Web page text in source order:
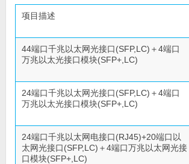
项目描述
44端口千兆以太网光接口(SFP,LC)＋4端口
万兆以太光接口模块(SFP+,LC)
24端口千兆以太网光接口(SFP,LC)＋4端口
万兆以太光接口模块(SFP+,LC)
24端口千兆以太网电接口(RJ45)+20端口以
太网光接口(SFP,LC)＋4端口万兆以太网光接
口模块(SFP+,LC)